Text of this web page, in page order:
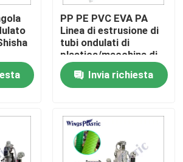
PP PE PVC EVA PA
Linea di estrusione di
tubi ondulati di
plastica/macchina di
estrusione di tubi
ondulati di plastica
Invia richiesta